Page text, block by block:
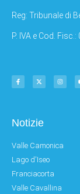
Reg: Tribunale di
P. IVA e Cod.
Notizie
Valle Camonica
Lago d'Iseo
Franciacorta
Valle Cavallina